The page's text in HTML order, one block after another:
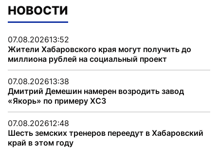
НОВОСТИ
07.08.202613:52
Жители Хабаровского края могут получить до
миллиона рублей на социальный проект
07.08.202613:38
Дмитрий Демешин намерен возродить завод
«Якорь» по примеру ХСЗ
07.08.202612:48
Шесть земских тренеров переедут в Хабаровский
край в этом году